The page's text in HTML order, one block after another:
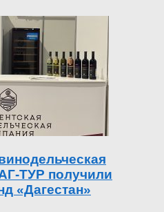
ТУР получили
«Дагестан»